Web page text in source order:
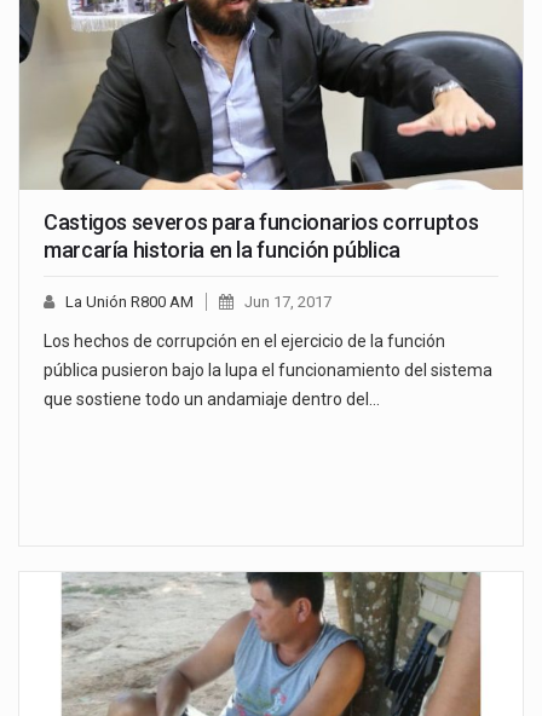
Castigos severos para funcionarios corruptos
marcaría historia en la función pública
La Unión R800 AM Jun 17, 2017
Los hechos de corrupción en el ejercicio de la función
pública pusieron bajo la lupa el funcionamiento del sistema
que sostiene todo un andamiaje dentro del…